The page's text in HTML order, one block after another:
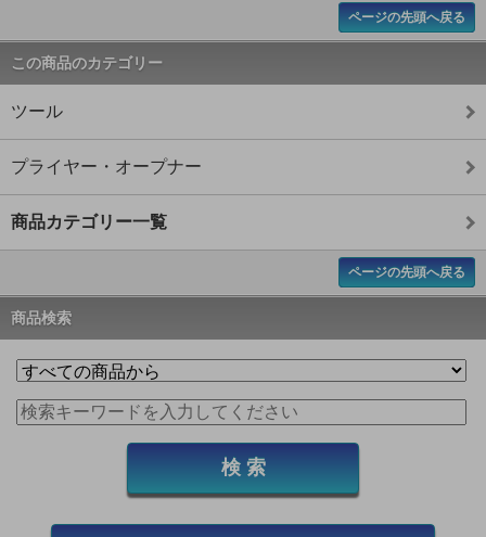
ページの先頭へ戻る
この商品のカテゴリー
ツール
プライヤー・オープナー
商品カテゴリー一覧
ページの先頭へ戻る
商品検索